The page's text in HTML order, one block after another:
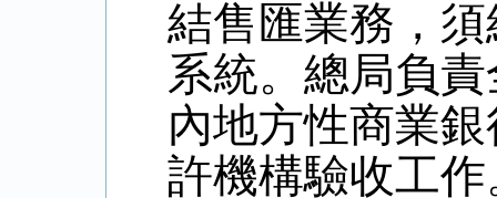
結售匯業務，
系統。總局負
內地方性商業
許機構驗收工